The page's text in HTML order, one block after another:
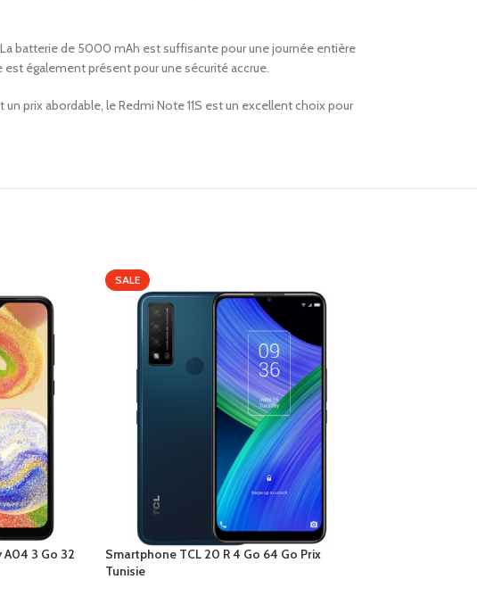
batterie de 5000 mAh est suffisante pour une journée entière
également présent pour une sécurité accrue.
prix abordable, le Redmi Note 11S est un excellent choix pour
3 Go 32
SALE
Smartphone TCL 20 R 4 Go 64 Go Prix
Tunisie